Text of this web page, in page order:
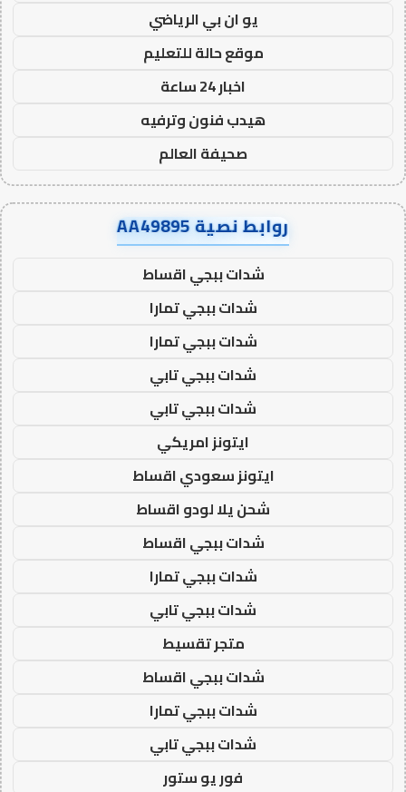
يو ان بي الرياضي
موقع حالة للتعليم
اخبار 24 ساعة
هيدب فنون وترفيه
صحيفة العالم
روابط نصية AA49895
شدات ببجي اقساط
شدات ببجي تمارا
شدات ببجي تمارا
شدات ببجي تابي
شدات ببجي تابي
ايتونز امريكي
ايتونز سعودي اقساط
شحن يلا لودو اقساط
شدات ببجي اقساط
شدات ببجي تمارا
شدات ببجي تابي
متجر تقسيط
شدات ببجي اقساط
شدات ببجي تمارا
شدات ببجي تابي
فور يو ستور